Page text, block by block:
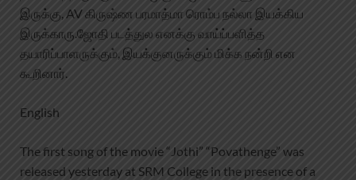
இருக்கு, AV கிருஷ்ண பரமாத்மா ரொம்ப நல்லா இயக்கிய
இருக்காரு.ஜோதி படத்துல எனக்கு வாய்ப்பளித்த
தயாரிப்பாளருக்கும், இயக்குனருக்கும் மிக்க நன்றி என
கூறினார்.
English
The first song of the movie “Jothi” “Povathenge” was
released yesterday at SRM College in the presence of a